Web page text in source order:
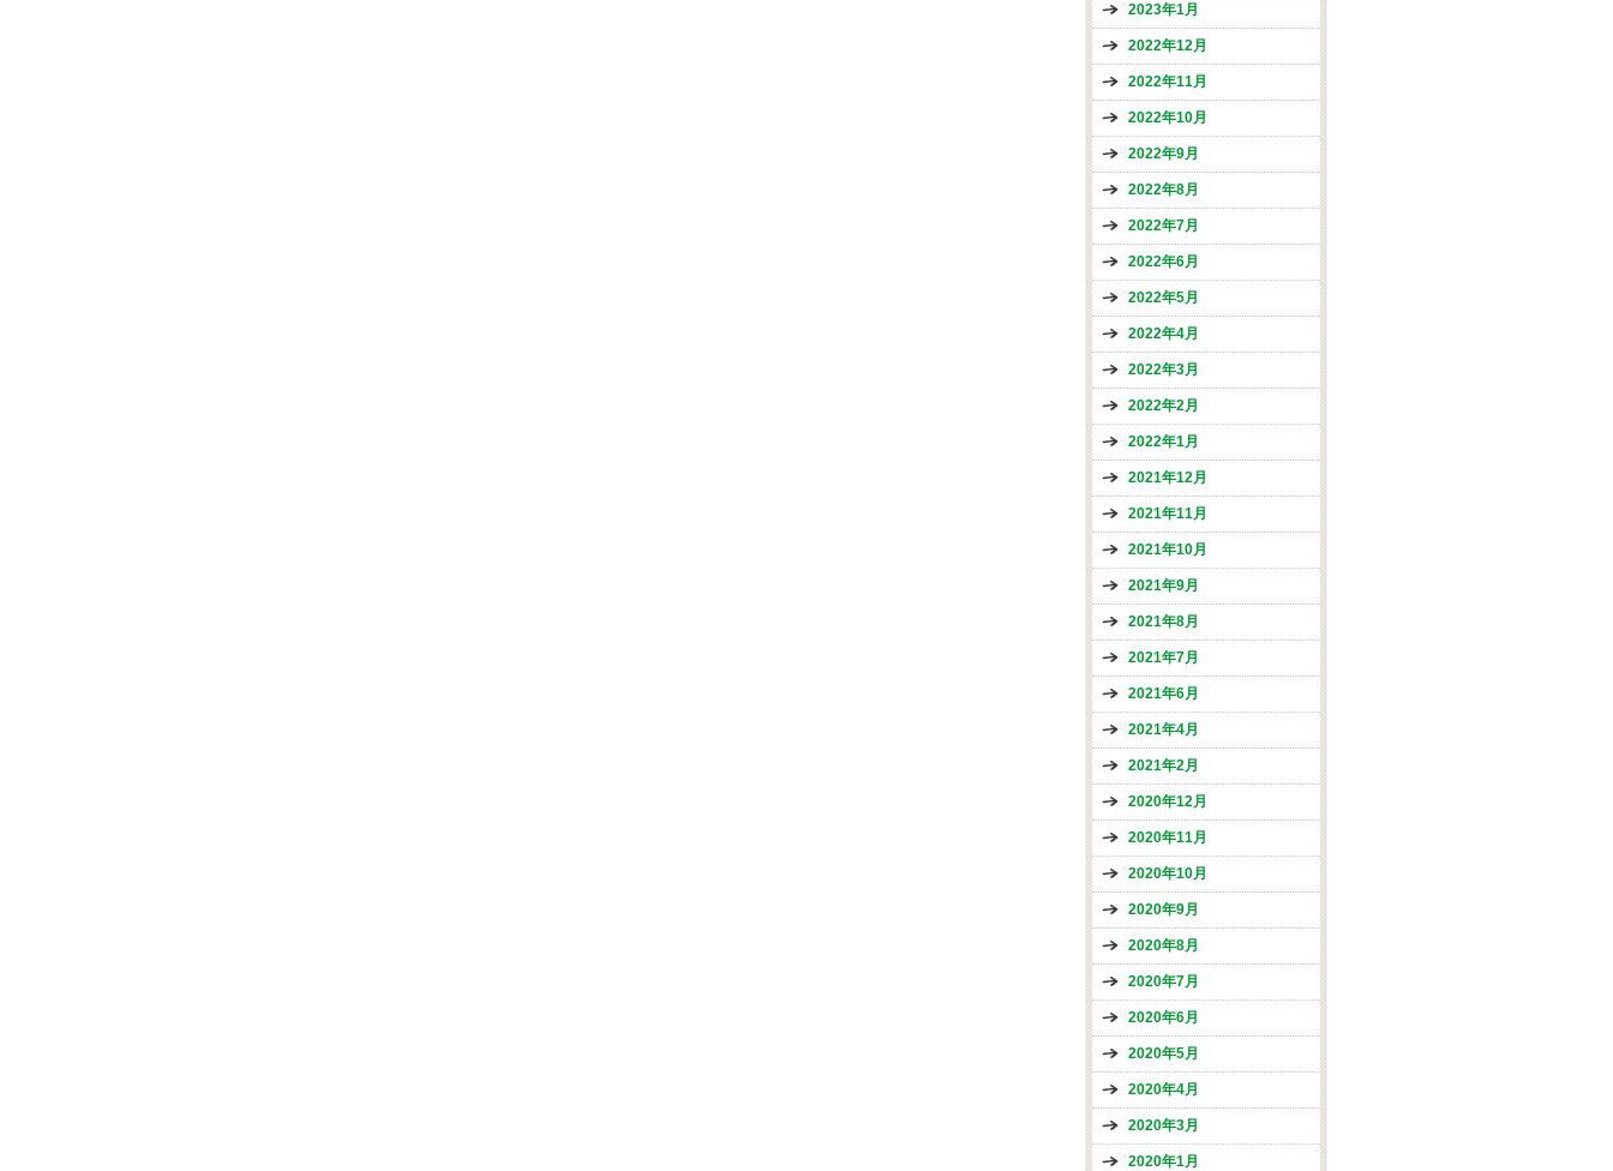
2023年1月
2022年12月
2022年11月
2022年10月
2022年9月
2022年8月
2022年7月
2022年6月
2022年5月
2022年4月
2022年3月
2022年2月
2022年1月
2021年12月
2021年11月
2021年10月
2021年9月
2021年8月
2021年7月
2021年6月
2021年4月
2021年2月
2020年12月
2020年11月
2020年10月
2020年9月
2020年8月
2020年7月
2020年6月
2020年5月
2020年4月
2020年3月
2020年1月